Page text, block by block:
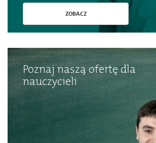
ZOBACZ
Poznaj naszą ofertę dla
nauczycieli